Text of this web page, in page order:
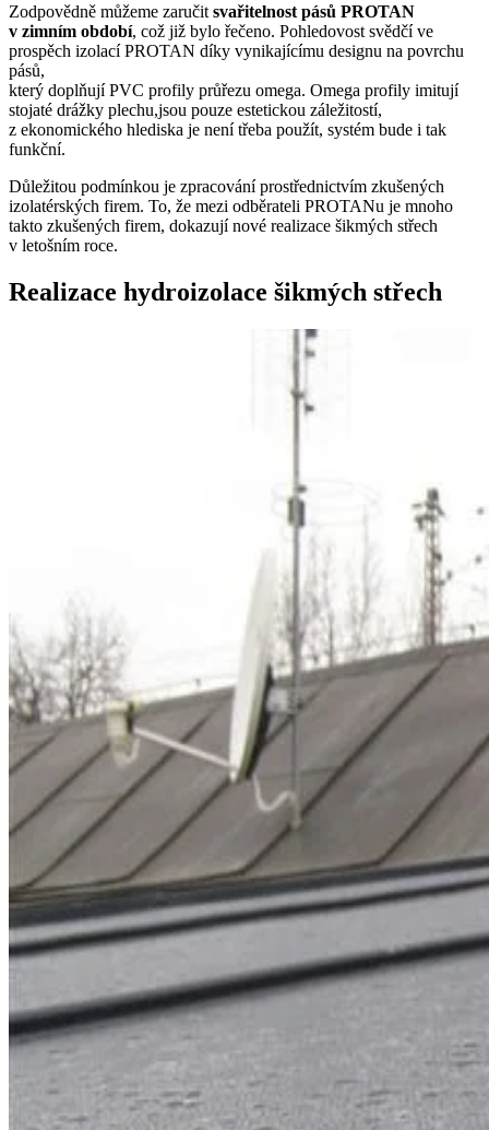
Zodpovědně můžeme zaručit svařitelnost pásů PROTAN
v zimním období, což již bylo řečeno. Pohledovost svědčí ve
prospěch izolací PROTAN díky vynikajícímu designu na povrchu
pásů,
který doplňují PVC profily průřezu omega. Omega profily imitují
stojaté drážky plechu,jsou pouze estetickou záležitostí,
z ekonomického hlediska je není třeba použít, systém bude i tak
funkční.
Důležitou podmínkou je zpracování prostřednictvím zkušených
izolatérských firem. To, že mezi odběrateli PROTANu je mnoho
takto zkušených firem, dokazují nové realizace šikmých střech
v letošním roce.
Realizace hydroizolace šikmých střech